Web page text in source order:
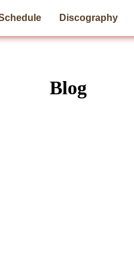
Discography
Blog